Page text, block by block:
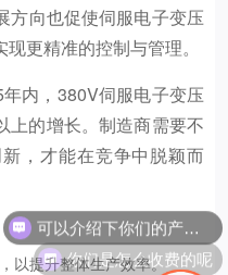
方向也促使伺服电子变压
更精准的控制与管理。
内，380V伺服电子变压
上的增长。制造商需要不
，才能在竞争中脱颖而
以提升整体生产效率。
你们是怎么收费的呢